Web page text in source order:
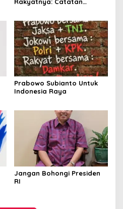
Kawah Ijen
Prabowo Subianto Untuk
Indonesia Raya
Jangan Bohongi Presiden
RI